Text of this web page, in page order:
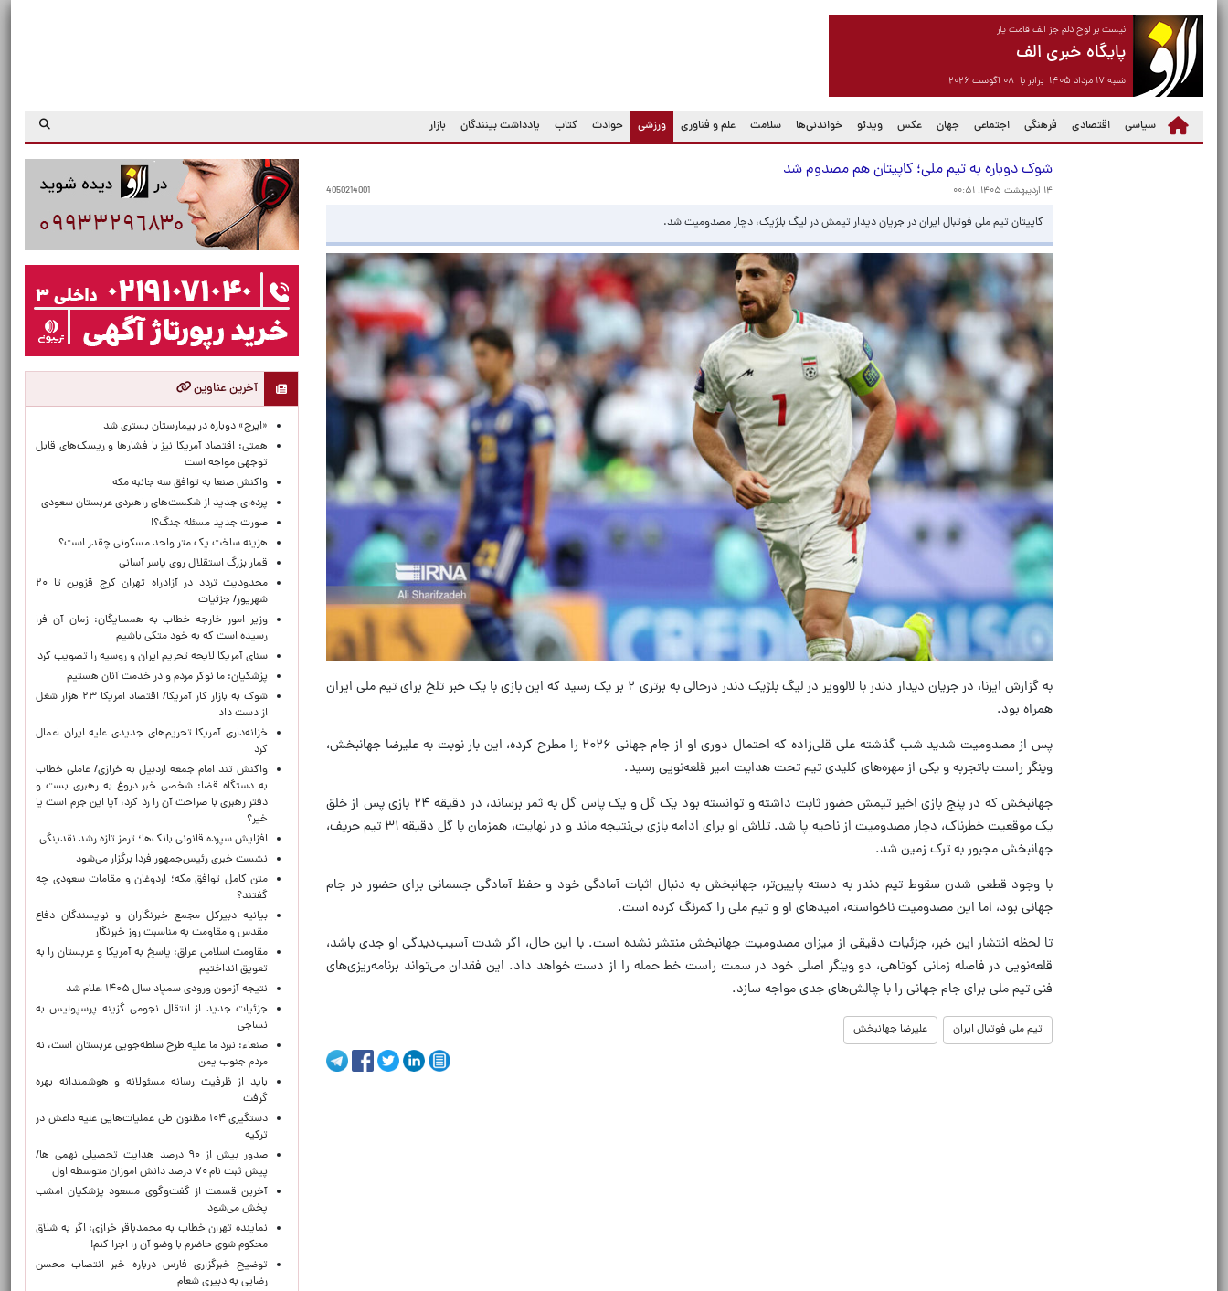
نیست بر لوح دلم جز الف قامت یار
پایگاه خبری الف
شنبه ۱۷ مرداد ۱۴۰۵ برابر با ۰۸ آگوست ۲۰۲۶
سیاسی اقتصادی فرهنگی اجتماعی جهان عکس ویدئو خواندنی‌ها سلامت علم و فناوری ورزشی
(current) حوادث کتاب یادداشت بینندگان بازار
شوک دوباره به تیم ملی؛ کاپیتان هم مصدوم شد
۱۴ اردیبهشت ۱۴۰۵، ۰۰:۵۱ 4050214001
کاپیتان تیم ملی فوتبال ایران در جریان دیدار تیمش در لیگ بلژیک، دچار مصدومیت شد.
به گزارش ایرنا، در جریان دیدار دندر با لالوویر در لیگ بلژیک دندر درحالی به برتری ۲ بر یک رسید که این بازی با یک خبر تلخ برای تیم ملی ایران
همراه بود.
پس از مصدومیت شدید شب گذشته علی قلی‌زاده که احتمال دوری او از جام جهانی ۲۰۲۶ را مطرح کرده، این بار نوبت به علیرضا جهانبخش،
وینگر راست باتجربه و یکی از مهره‌های کلیدی تیم تحت هدایت امیر قلعه‌نویی رسید.
جهانبخش که در پنج بازی اخیر تیمش حضور ثابت داشته و توانسته بود یک گل و یک پاس گل به ثمر برساند، در دقیقه ۲۴ بازی پس از خلق
یک موقعیت خطرناک، دچار مصدومیت از ناحیه پا شد. تلاش او برای ادامه بازی بی‌نتیجه ماند و در نهایت، همزمان با گل دقیقه ۳۱ تیم حریف،
جهانبخش مجبور به ترک زمین شد.
با وجود قطعی شدن سقوط تیم دندر به دسته پایین‌تر، جهانبخش به دنبال اثبات آمادگی خود و حفظ آمادگی جسمانی برای حضور در جام
جهانی بود، اما این مصدومیت ناخواسته، امیدهای او و تیم ملی را کمرنگ کرده است.
تا لحظه انتشار این خبر، جزئیات دقیقی از میزان مصدومیت جهانبخش منتشر نشده است. با این حال، اگر شدت آسیب‌دیدگی او جدی باشد،
قلعه‌نویی در فاصله زمانی کوتاهی، دو وینگر اصلی خود در سمت راست خط حمله را از دست خواهد داد. این فقدان می‌تواند برنامه‌ریزی‌های
فنی تیم ملی برای جام جهانی را با چالش‌های جدی مواجه سازد.
تیم ملی فوتبال ایران علیرضا جهانبخش
آخرین عناوین
«ایرج» دوباره در بیمارستان بستری شد
همتی: اقتصاد آمریکا نیز با فشارها و ریسک‌های قابل
توجهی مواجه است
واکنش صنعا به توافق سه جانبه مکه
پرده‌ای جدید از شکست‌های راهبردی عربستان سعودی
صورت جدید مسئله جنگ؟!
هزینه ساخت یک متر واحد مسکونی چقدر است؟
قمار بزرگ استقلال روی یاسر آسانی
محدودیت تردد در آزادراه تهران کرج قزوین تا ۲۰
شهریور/ جزئیات
وزیر امور خارجه خطاب به همسایگان: زمان آن فرا
رسیده است که به خود متکی باشیم
سنای آمریکا لایحه تحریم ایران و روسیه را تصویب کرد
پزشکیان: ما نوکر مردم و در خدمت آنان هستیم
شوک به بازار کار آمریکا/ اقتصاد امریکا ۲۳ هزار شغل
از دست داد
خزانه‌داری آمریکا تحریم‌های جدیدی علیه ایران اعمال
کرد
واکنش تند امام جمعه اردبیل به خرازی/ عاملی خطاب
به دستگاه قضا: شخصی خبر دروغ به رهبری بست و
دفتر رهبری با صراحت آن را رد کرد، آیا این جرم است یا
خیر؟
افزایش سپرده قانونی بانک‌ها؛ ترمز تازه رشد نقدینگی
نشست خبری رئیس‌جمهور فردا برگزار می‌شود
متن کامل توافق مکه؛ اردوغان و مقامات سعودی چه
گفتند؟
بیانیه دبیرکل مجمع خبرنگاران و نویسندگان دفاع
مقدس و مقاومت به مناسبت روز خبرنگار
مقاومت اسلامی عراق: پاسخ به آمریکا و عربستان را به
تعویق انداختیم
نتیجه آزمون ورودی سمپاد سال ۱۴۰۵ اعلام شد
جزئیات جدید از انتقال نجومی گزینه پرسپولیس به
نساجی
صنعاء: نبرد ما علیه طرح سلطه‌جویی عربستان است، نه
مردم جنوب یمن
باید از ظرفیت رسانه مسئولانه و هوشمندانه بهره
گرفت
دستگیری ۱۰۴ مظنون طی عملیات‌هایی علیه داعش در
ترکیه
صدور بیش از ۹۰ درصد هدایت تحصیلی نهمی ها/
پیش ثبت نام ۷۰ درصد دانش اموزان متوسطه اول
آخرین قسمت از گفت‌وگوی مسعود پزشکیان امشب
پخش می‌شود
نماینده تهران خطاب به محمدباقر خرازی: اگر به شلاق
محکوم شوی حاضرم با وضو آن را اجرا کنم!
توضیح خبرگزاری فارس درباره خبر انتصاب محسن
رضایی به دبیری شعام